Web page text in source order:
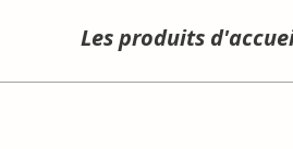
Les produits